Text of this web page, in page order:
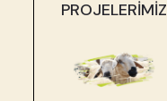
PROJELERİMİZ